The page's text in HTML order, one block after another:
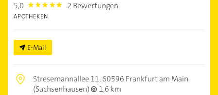
5,0 5.0 2 Bewertungen
APOTHEKEN
E-Mail
Stresemannallee 11,60596 Frankfurt am Main
(Sachsenhausen)
1,6 km